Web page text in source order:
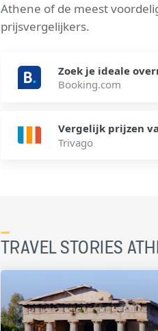
Athene of de meest
prijsvergelijkers.
Zoek je ideale
Booking.com
Vergelijk prijzen
Trivago
TRAVEL STORIES